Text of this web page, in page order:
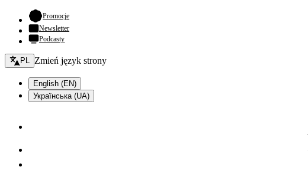
Promocje- otwiera się w nowej karcie
Newsletter
Podcasty
Zmień język - bieżący:
PL Zmień język strony
English (EN)
Українська (UA)